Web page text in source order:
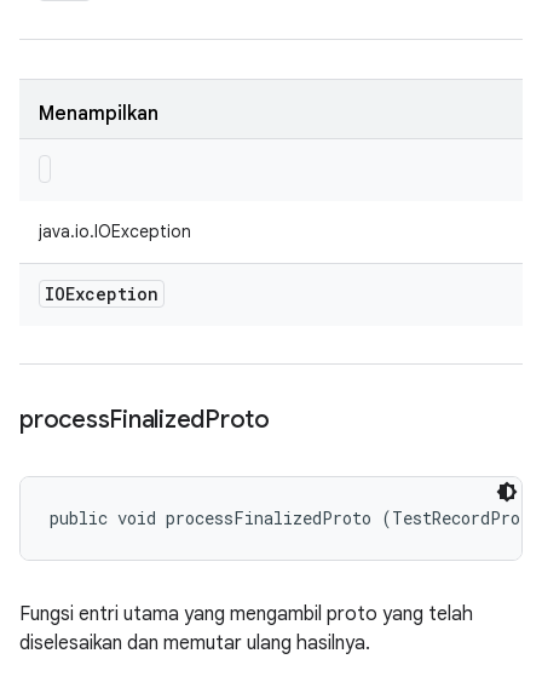
Menampilkan
java.io.IOException
IOException
processFinalizedProto
public void processFinalizedProto
Fungsi entri utama yang mengambil proto yang telah
diselesaikan dan memutar ulang hasilnya.